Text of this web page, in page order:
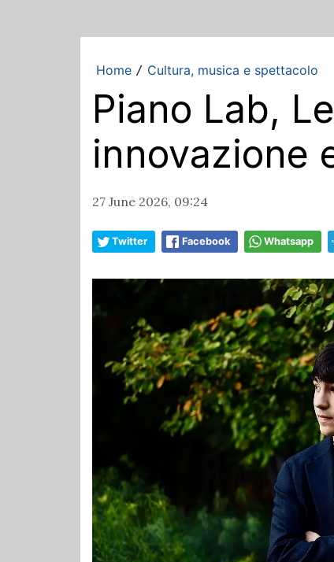
Home / Cultura, musica e spettacolo
Piano Lab,
innovazione
27 June 2026, 09:24
Twitter Facebook Whatsapp